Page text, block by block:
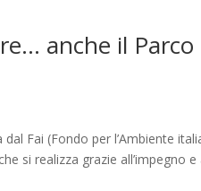
anche il
Fai (Fondo per l’Ambiente
si realizza grazie all’impegno